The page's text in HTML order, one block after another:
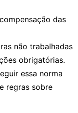
das
não trabalhadas
obrigatórias.
essa norma
regras sobre